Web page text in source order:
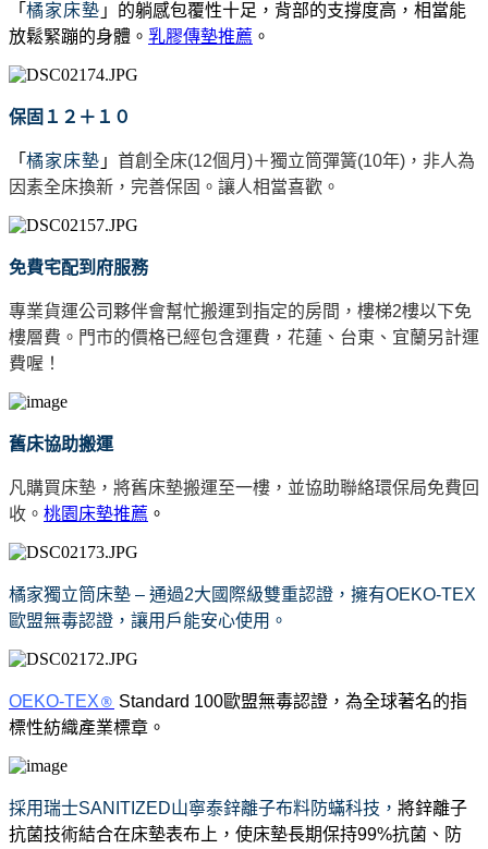
「 橘家床墊 」的躺感包覆性十足，背部的支撐度高，相當能
放鬆緊蹦的身體。 乳膠傳墊推薦 。
保固１２＋１０
「 橘家床墊 」 首創全床(12個月)＋獨立筒彈簧(10年)，非人為
因素全床換新，完善保固。讓人相當喜歡。
免費宅配到府服務
專業貨運公司夥伴會幫忙搬運到指定的房間，樓梯2樓以下免
樓層費。門市的價格已經包含運費，花蓮、台東、宜蘭另計運
費喔！
舊床協助搬運
凡購買床墊，將舊床墊搬運至一樓，並協助聯絡環保局免費回
收。 桃園床墊推薦 。
橘家獨立筒床墊 – 通過2大國際級雙重認證，擁有OEKO-TEX
歐盟無毒認證，讓用戶能安心使用。
OEKO-TEX® Standard 100歐盟無毒認證，為全球著名的指
標性紡織產業標章。
採用瑞士SANITIZED山寧泰鋅離子布料防蟎科技， 將鋅離子
抗菌技術結合在床墊表布上，使床墊長期保持99%抗菌、防